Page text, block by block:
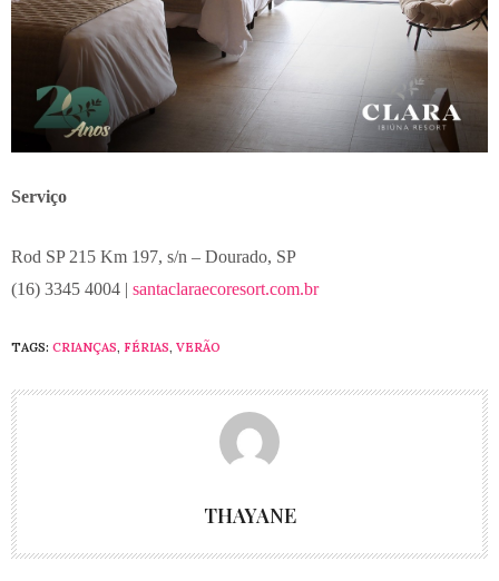
Serviço
Rod SP 215 Km 197, s/n – Dourado, SP
(16) 3345 4004 | santaclaraecoresort.com.br
TAGS: CRIANÇAS, FÉRIAS, VERÃO
THAYANE